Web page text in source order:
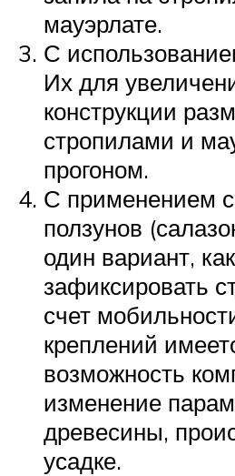
мауэрлате.
С
Их для
конструкции
стропилами и
прогоном.
С применением
ползунов
один вариант,
зафиксировать
счет
креплений
возможность
изменение
древесины,
усадке.